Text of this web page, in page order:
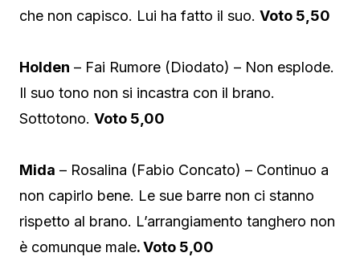
che non capisco. Lui ha fatto il suo. Voto 5,50
Holden – Fai Rumore (Diodato) – Non esplode.
Il suo tono non si incastra con il brano.
Sottotono. Voto 5,00
Mida – Rosalina (Fabio Concato) – Continuo a
non capirlo bene. Le sue barre non ci stanno
rispetto al brano. L’arrangiamento tanghero non
è comunque male. Voto 5,00